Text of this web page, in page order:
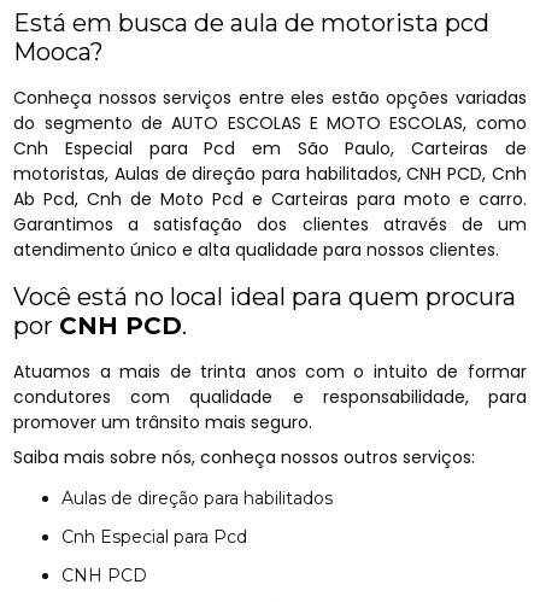
Está em busca de aula de motorista pcd
Mooca?
Conheça nossos serviços entre eles estão opções variadas
do segmento de AUTO ESCOLAS E MOTO ESCOLAS, como
Cnh Especial para Pcd em São Paulo, Carteiras de
motoristas, Aulas de direção para habilitados, CNH PCD, Cnh
Ab Pcd, Cnh de Moto Pcd e Carteiras para moto e carro.
Garantimos a satisfação dos clientes através de um
atendimento único e alta qualidade para nossos clientes.
Você está no local ideal para quem procura
por CNH PCD.
Atuamos a mais de trinta anos com o intuito de formar
condutores com qualidade e responsabilidade, para
promover um trânsito mais seguro.
Saiba mais sobre nós, conheça nossos outros serviços:
Aulas de direção para habilitados
Cnh Especial para Pcd
CNH PCD